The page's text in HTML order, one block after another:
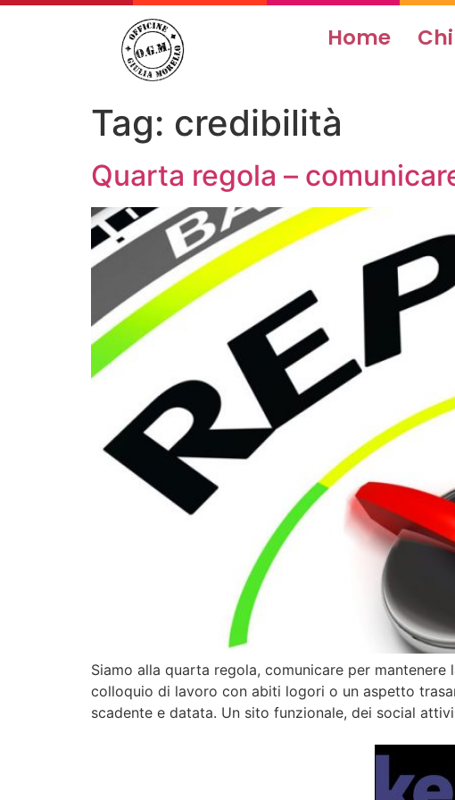
Home
Tag: credibilità
Quarta regola –
Siamo alla quarta regola, comunicare per
colloquio di lavoro con abiti logori o un aspetto
scadente e datata. Un sito funzionale, dei social